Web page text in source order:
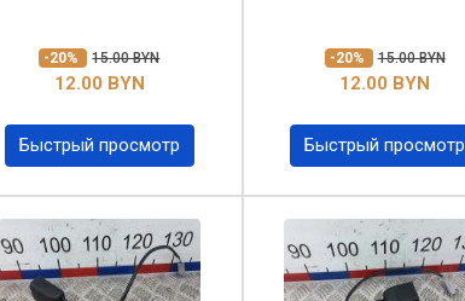
-20% 15.00 BYN
12.00 BYN
Быстрый просмотр
-20% 15.00 BYN
12.00 BYN
Быстрый просмотр